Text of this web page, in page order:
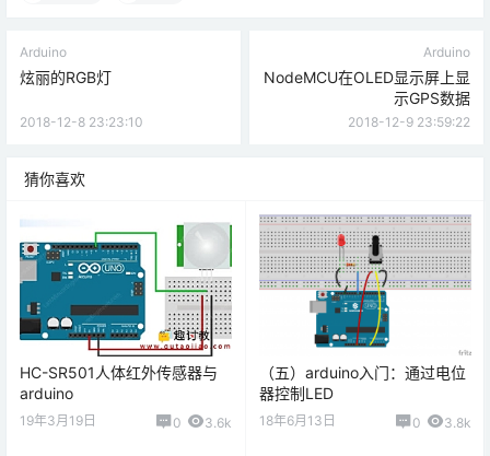
Arduino
炫丽的RGB灯
2018-12-8 23:23:10
Arduino
NodeMCU在OLED显示屏上显
示GPS数据
2018-12-9 23:59:22
猜你喜欢
HC-SR501人体红外传感器与
arduino
19年3月19日 0 3.6k
（五）arduino入门：通过电位
器控制LED
18年6月13日 0 3.8k